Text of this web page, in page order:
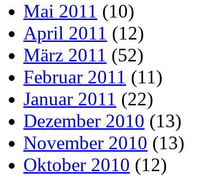
Mai 2011 (10)
April 2011 (12)
März 2011 (52)
Februar 2011 (11)
Januar 2011 (22)
Dezember 2010 (13)
November 2010 (13)
Oktober 2010 (12)